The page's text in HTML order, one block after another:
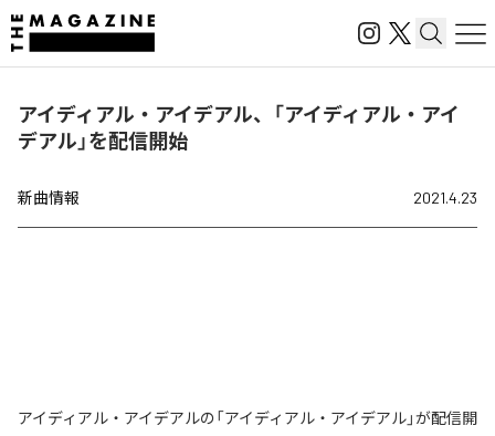
アイディアル・アイデアル、「アイディアル・アイ
デアル」を配信開始
新曲情報 2021.4.23
アイディアル・アイデアルの「アイディアル・アイデアル」が配信開